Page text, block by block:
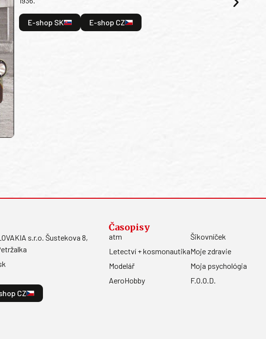
E-shop SK E-shop CZ
s.r.o. Šustekova 8,
CZ
Časopisy
atm
Letectví + kosmonautika
Modelář
AeroHobby
Šikovníček
Moje zdravie
Moja psychológia
F.O.O.D.